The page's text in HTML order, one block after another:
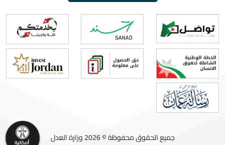
جميع الحقوق محفوظة © 2026 وزارة العدل